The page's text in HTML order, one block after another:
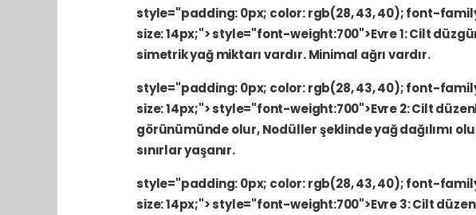
style="padding:0px; color:rgb(28,43,40);font-
size:14px;">style="font-weight:700">Evre1:Cilt
simetrikyağmiktarıvardır.Minimal ağrıvardır.
style="padding:0px; color:rgb(28,43,40);font-
size:14px;">style="font-weight:700">Evre2:Cilt
görünümündeolur,Nodüllerşeklindeyağdağılımı
sınırlaryaşanır.
style="padding:0px; color:rgb(28,43,40);font-
size:14px;">style="font-weight:700">Evre3:Cilt